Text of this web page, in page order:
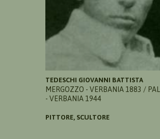
TEDESCHI GIOVANNI BATTISTA
MERGOZZO - VERBANIA 1883 /
- VERBANIA 1944
PITTORE, SCULTORE